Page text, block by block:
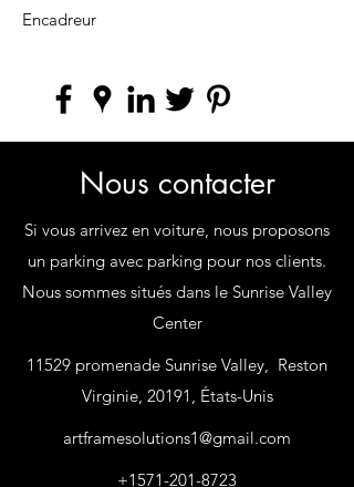
Encadreur
Nous contacter
Si vous arrivez en voiture, nous proposons
un parking avec parking pour nos clients.
Nous sommes situés dans le Sunrise Valley
Center
11529 promenade Sunrise Valley, Reston
Virginie, 20191, États-Unis
artframesolutions1@gmail.com
+1571-201-8723